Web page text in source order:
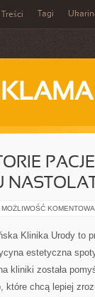
Tagi
MOŻLIWOŚĆ
Klinika Urody to
estetyczna
kliniki została
które chcą lepiej